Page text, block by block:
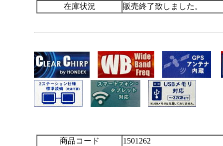
在庫状況
販売終了致しました。
商品コード 1501262